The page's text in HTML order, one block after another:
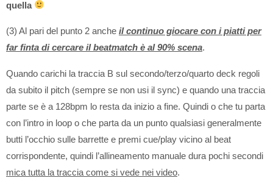
quella
(3) Al pari del punto 2 anche il continuo giocare con i piatti per
far finta di cercare il beatmatch è al 90% scena.
Quando carichi la traccia B sul secondo/terzo/quarto deck regoli
da subito il pitch (sempre se non usi il sync) e quando una traccia
parte se è a 128bpm lo resta da inizio a fine. Quindi o che tu parta
con l’intro in loop o che parta da un punto qualsiasi generalmente
butti l’occhio sulle barrette e premi cue/play vicino al beat
corrispondente, quindi l’allineamento manuale dura pochi secondi
mica tutta la traccia come si vede nei video.